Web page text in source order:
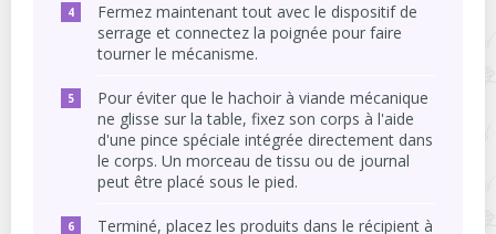
Fermez maintenant tout avec le dispositif de
serrage et connectez la poignée pour faire
tourner le mécanisme.
Pour éviter que le hachoir à viande mécanique
ne glisse sur la table, fixez son corps à l'aide
d'une pince spéciale intégrée directement dans
le corps. Un morceau de tissu ou de journal
peut être placé sous le pied.
Terminé, placez les produits dans le récipient à